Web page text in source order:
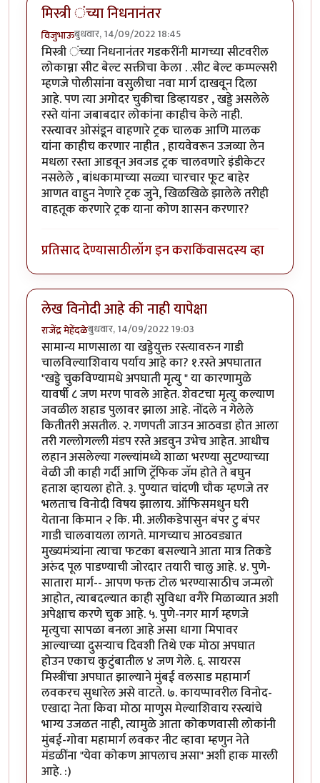
मिस्त्री ंच्या निधनानंतर
विजुभाऊबुधवार, 14/09/2022 18:45
मिस्त्री ंच्या निधनानंतर गडकरींनी मागच्या सीटवरील
लोकाम्ना सीट बेल्ट सक्तीचा केला . .सीट बेल्ट कम्पल्सरी
म्हणजे पोलीसांना वसुलीचा नवा मार्ग दाखवून दिला
आहे. पण त्या अगोदर चुकीचा डिव्हायडर , खड्डे असलेले
रस्ते यांना जबाबदार लोकांना काहीच केले नाही.
रस्त्यावर ओसंडून वाहणारे ट्रक चालक आणि मालक
यांना काहीच करणार नाहीत , हायवेवरून उजव्या लेन
मधला रस्ता आडवून अवजड ट्रक चालवणारे इंडीकेटर
नसलेले , बांधकामाच्या सळ्या चारचार फूट बाहेर
आणत वाहुन नेणारे ट्रक जुने, खिळखिळे झालेले तरीही
वाहतूक करणारे ट्रक याना कोण शासन करणार?
प्रतिसाद देण्यासाठीलॉग इन कराकिंवासदस्य व्हा
लेख विनोदी आहे की नाही यापेक्षा
राजेंद्र मेहेंदळेबुधवार, 14/09/2022 19:03
सामान्य माणसाला या खड्डेयुक्त रस्त्यावरुन गाडी
चालविल्याशिवाय पर्याय आहे का? १.रस्ते अपघातात
"खड्डे चुकविण्यामधे अपघाती मृत्यु " या कारणामुळे
यावर्षी ८ जण मरण पावले आहेत. शेवटचा मृत्यु कल्याण
जवळील शहाड पुलावर झाला आहे. नोंदले न गेलेले
कितीतरी असतील. २. गणपती जाउन आठवडा होत आला
तरी गल्लोगल्ली मंडप रस्ते अडवुन उभेच आहेत. आधीच
लहान असलेल्या गल्ल्यांमध्ये शाळा भरण्या सुटण्याच्या
वेळी जी काही गर्दी आणि ट्रॅफिक जॅम होते ते बघुन
हताश व्हायला होते. ३. पुण्यात चांदणी चौक म्हणजे तर
भलताच विनोदी विषय झालाय. ऑफिसमधुन घरी
येताना किमान २ कि. मी. अलीकडेपासुन बंपर टु बंपर
गाडी चालवायला लागते. मागच्याच आठवड्यात
मुख्यमंत्र्यांना त्याचा फटका बसल्याने आता मात्र तिकडे
अरुंद पूल पाडण्याची जोरदार तयारी चालु आहे. ४. पुणे-
सातारा मार्ग-- आपण फक्त टोल भरण्यासाठीच जन्मलो
आहोत, त्याबदल्यात काही सुविधा वगैरे मिळाव्यात अशी
अपेक्षाच करणे चुक आहे. ५. पुणे-नगर मार्ग म्हणजे
मृत्युचा सापळा बनला आहे असा धागा मिपावर
आल्याच्या दुसर्‍याच दिवशी तिथे एक मोठा अपघात
होउन एकाच कुटुंबातील ४ जण गेले. ६. सायरस
मिस्त्रींचा अपघात झाल्याने मुंबई वलसाड महामार्ग
लवकरच सुधारेल असे वाटते. ७. कायप्पावरील विनोद-
एखादा नेता किवा मोठा माणुस मेल्याशिवाय रस्त्यांचे
भाग्य उजळत नाही, त्यामुळे आता कोकणवासी लोकांनी
मुंबई-गोवा महामार्ग लवकर नीट व्हावा म्हणुन नेते
मंडळींना "येवा कोकण आपलाच असा" अशी हाक मारली
आहे. :)